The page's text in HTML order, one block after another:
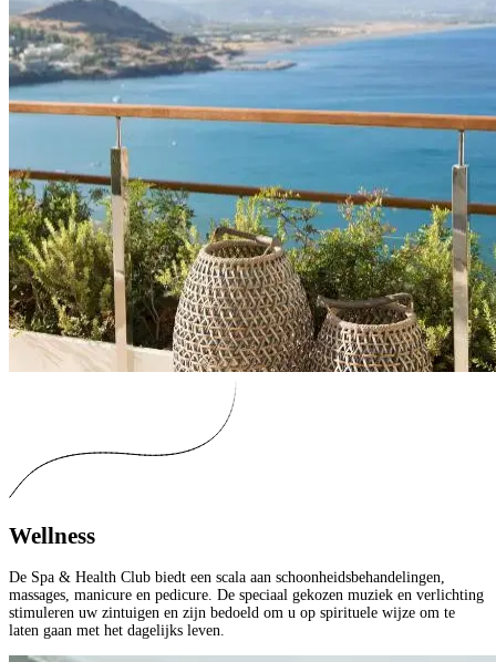
Wellness
De Spa & Health Club biedt een scala aan schoonheidsbehandelingen,
massages, manicure en pedicure. De speciaal gekozen muziek en verlichting
stimuleren uw zintuigen en zijn bedoeld om u op spirituele wijze om te
laten gaan met het dagelijks leven.